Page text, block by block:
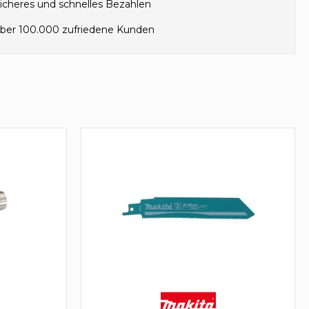
und schnelles Bezahlen
100.000 zufriedene Kunden